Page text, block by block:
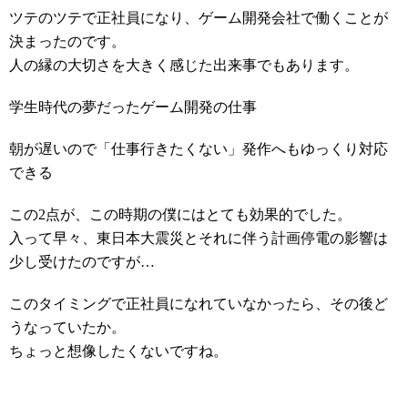
ツテのツテで正社員になり、ゲーム開発会社で働くことが
決まったのです。
人の縁の大切さを大きく感じた出来事でもあります。
学生時代の夢だったゲーム開発の仕事
朝が遅いので「仕事行きたくない」発作へもゆっくり対応
できる
この2点が、この時期の僕にはとても効果的でした。
入って早々、東日本大震災とそれに伴う計画停電の影響は
少し受けたのですが…
このタイミングで正社員になれていなかったら、その後ど
うなっていたか。
ちょっと想像したくないですね。